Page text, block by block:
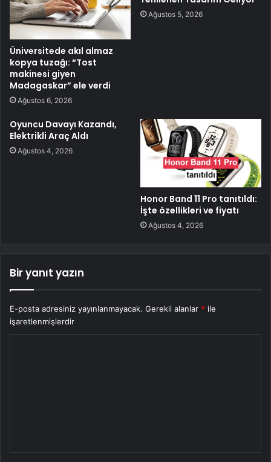
Üniversitede akıl almaz
kopya tuzağı: “Tost
makinesi giyen
Madagaskar” ele verdi
Ağustos 6, 2026
Ağustos 5, 2026
Oyuncu Davayı Kazandı,
Elektrikli Araç Aldı
Ağustos 4, 2026
Honor Band 11 Pro tanıtıldı:
İşte özellikleri ve fiyatı
Ağustos 4, 2026
Bir yanıt yazın
E-posta adresiniz yayınlanmayacak. Gerekli alanlar * ile
işaretlenmişlerdir